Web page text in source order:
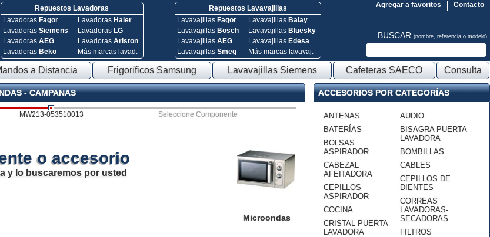
Repuestos Lavadoras
Lavadoras Fagor
Lavadoras Siemens
Lavadoras AEG
Lavadoras Beko
Lavadoras Haier
Lavadoras LG
Lavadoras Ariston
Más marcas lavad.
Repuestos Lavavajillas
Lavavajillas Fagor
Lavavajillas Bosch
Lavavajillas AEG
Lavavajillas Smeg
Lavavajillas Balay
Lavavajillas Bluesky
Lavavajillas Edesa
Más marcas lavavaj.
Contacto
Agregar a favoritos
BUSCAR (nombre, referencia o modelo)
a Distancia Frigoríficos Samsung Lavavajillas Siemens Cafeteras SAECO Consulta
- CAMPANAS
MW213-053510013 Seleccione Componente
Microondas
o accesorio
y lo buscaremos por usted
ACCESORIOS POR CATEGORÍAS
ANTENAS
BATERÍAS
BOLSAS
ASPIRADOR
CABEZAL
AFEITADORA
CEPILLOS
ASPIRADOR
COCINA
CRISTAL PUERTA
LAVADORA
AUDIO
BISAGRA PUERTA
LAVADORA
BOMBILLAS
CABLES
CEPILLOS DE
DIENTES
CORREAS
LAVADORAS-
SECADORAS
FILTROS